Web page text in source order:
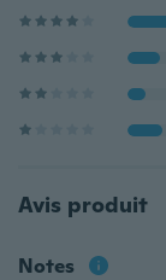
Avis produit
Notes